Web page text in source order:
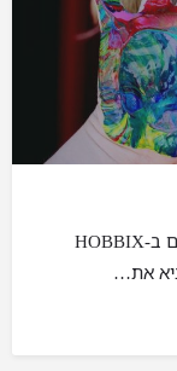
רועי חן – מנהל אתר HOBBIX | החברים ב-HOBBIX
את…